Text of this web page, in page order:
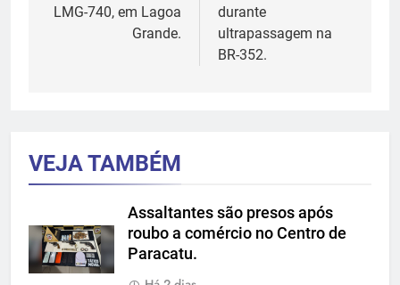
Post
LMG-740, em Lagoa
Grande.
durante
ultrapassagem na
BR-352.
VEJA TAMBÉM
Assaltantes são presos após
roubo a comércio no Centro de
Paracatu.